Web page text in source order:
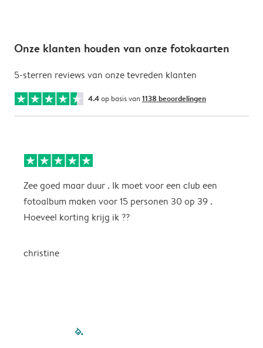
Onze klanten houden van onze fotokaarten
5-sterren reviews van onze tevreden klanten
4.4op basis van 1138 beoordelingen
Zee goed maar duur . Ik moet voor een club een
fotoalbum maken voor 15 personen 30 op 39 .
Hoeveel korting krijg ik ??
christine
filled-pagination